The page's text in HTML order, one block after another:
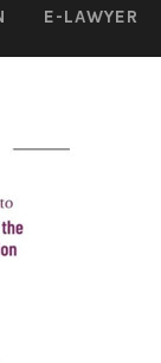
E-LAWYER